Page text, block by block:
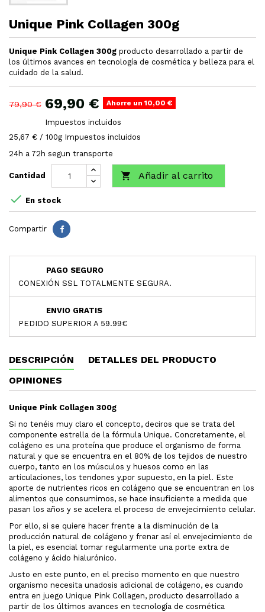
Unique Pink Collagen 300g
Unique Pink Collagen 300g producto desarrollado a partir de
los últimos avances en tecnología de cosmética y belleza para el
cuidado de la salud.
79,90 € 69,90 € Ahorre un 10,00 €
Impuestos incluidos
25,67 € / 100g Impuestos incluidos
24h a 72h segun transporte
Cantidad  Añadir al carrito
 En stock
Compartir
PAGO SEGURO
CONEXIÓN SSL TOTALMENTE SEGURA.
ENVIO GRATIS
PEDIDO SUPERIOR A 59.99€
DESCRIPCIÓN
DETALLES DEL PRODUCTO
OPINIONES
Unique Pink Collagen 300g
Si no tenéis muy claro el concepto, deciros que se trata del
componente estrella de la fórmula Unique. Concretamente, el
colágeno es una proteína que produce el organismo de forma
natural y que se encuentra en el 80% de los tejidos de nuestro
cuerpo, tanto en los músculos y huesos como en las
articulaciones, los tendones y,por supuesto, en la piel. Este
aporte de nutrientes ricos en colágeno que se encuentran en los
alimentos que consumimos, se hace insuficiente a medida que
pasan los años y se acelera el proceso de envejecimiento celular.
Por ello, si se quiere hacer frente a la disminución de la
producción natural de colágeno y frenar así el envejecimiento de
la piel, es esencial tomar regularmente una porte extra de
colágeno y ácido hialurónico.
Justo en este punto, en el preciso momento en que nuestro
organismo necesita unadosis adicional de colágeno, es cuando
entra en juego Unique Pink Collagen, producto desarrollado a
partir de los últimos avances en tecnología de cosmética